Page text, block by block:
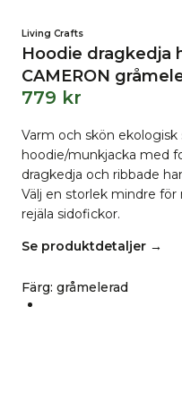
Living Crafts
Hoodie dragkedja
CAMERON
779 kr
Varm och skön
hoodie/munkjacka med
dragkedja och ribbade
Välj en storlek mindre för
rejäla sidofickor.
Se produktdetaljer →
Färg: gråmelerad